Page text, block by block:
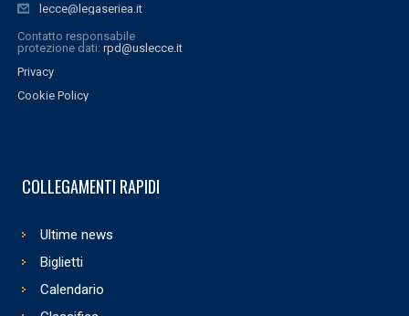
lecce@legaseriea.it
Contatto responsabile
protezione dati: rpd@uslecce.it
Privacy
Cookie Policy
COLLEGAMENTI RAPIDI
Ultime news
Biglietti
Calendario